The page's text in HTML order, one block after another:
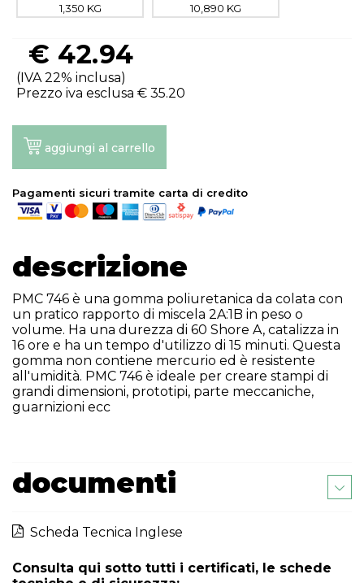
1,350 KG 10,890 KG
€ 42.94
(IVA 22% inclusa)
Prezzo iva esclusa € 35.20
aggiungi al carrello
Pagamenti sicuri tramite carta di credito
descrizione
PMC 746 è una gomma poliuretanica da colata con
un pratico rapporto di miscela 2A:1B in peso o
volume. Ha una durezza di 60 Shore A, catalizza in
16 ore e ha un tempo d'utilizzo di 15 minuti. Questa
gomma non contiene mercurio ed è resistente
all'umidità. PMC 746 è ideale per creare stampi di
grandi dimensioni, prototipi, parte meccaniche,
guarnizioni ecc
documenti
Scheda Tecnica Inglese
Consulta qui sotto tutti i certificati, le schede